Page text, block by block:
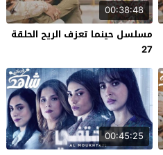
00:38:48
مسلسل حينما تعزف الريح الحلقة
27
00:45:25